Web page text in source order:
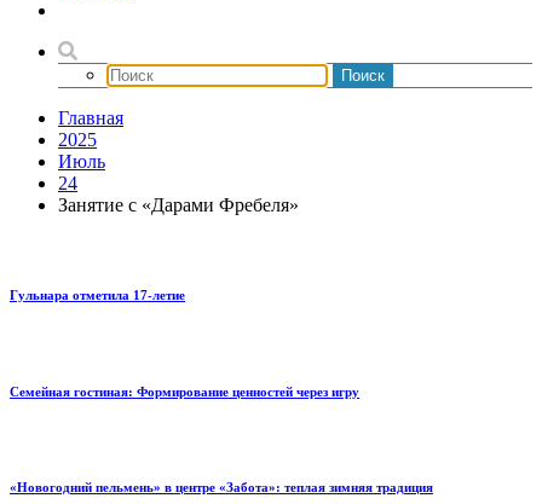
Главная
2025
Июль
24
Занятие с «Дарами Фребеля»
Гульнара отметила 17‑летие
Семейная гостиная: Формирование ценностей через игру
«Новогодний пельмень» в центре «Забота»: теплая зимняя традиция